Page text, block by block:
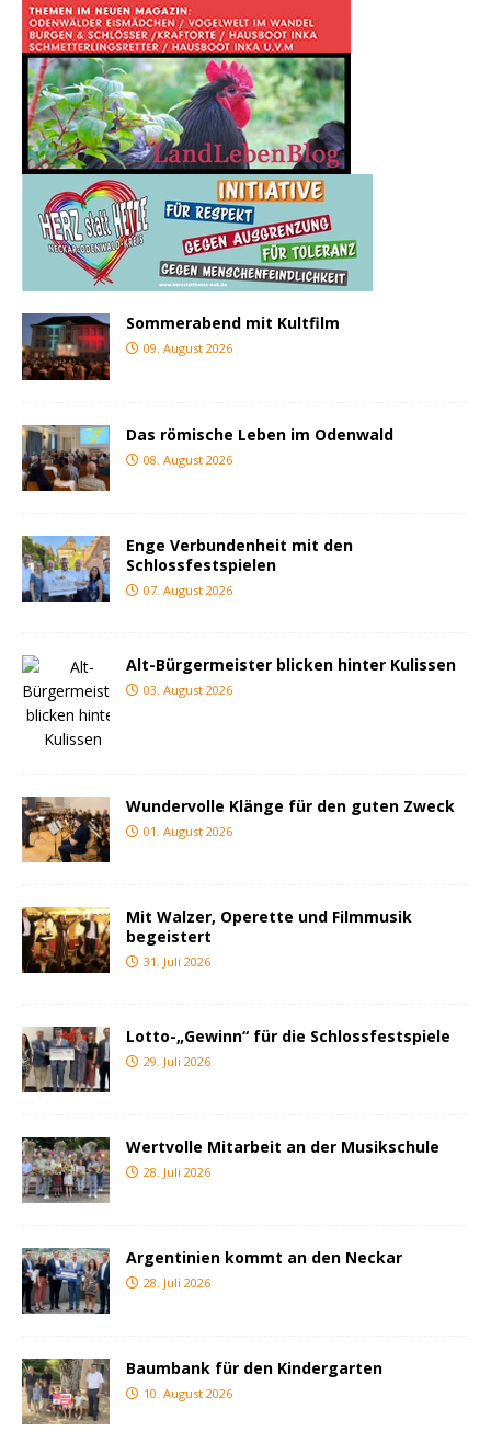
Sommerabend mit Kultfilm
09. August 2026
Das römische Leben im Odenwald
08. August 2026
Enge Verbundenheit mit den
Schlossfestspielen
07. August 2026
Alt-Bürgermeister blicken hinter Kulissen
03. August 2026
Wundervolle Klänge für den guten Zweck
01. August 2026
Mit Walzer, Operette und Filmmusik
begeistert
31. Juli 2026
Lotto-„Gewinn“ für die Schlossfestspiele
29. Juli 2026
Wertvolle Mitarbeit an der Musikschule
28. Juli 2026
Argentinien kommt an den Neckar
28. Juli 2026
Baumbank für den Kindergarten
10. August 2026